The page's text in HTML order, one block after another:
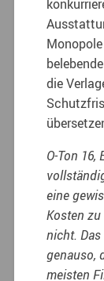
die
O-Ton
eine
Kosten
nicht.
genauso,
meisten